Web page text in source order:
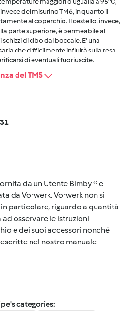
del misurino TM6, in quanto il
al coperchio. Il cestello, invece,
parte superiore, è permeabile al
di cibo dal boccale. E' una
che difficilmente influirà sulla resa
di eventuali fuoriuscite.
del TM5
da un Utente Bimby ® e
da Vorwerk. Vorwerk non si
particolare, riguardo a quantità
osservare le istruzioni
e dei suoi accessori nonché
nel nostro manuale
categories: